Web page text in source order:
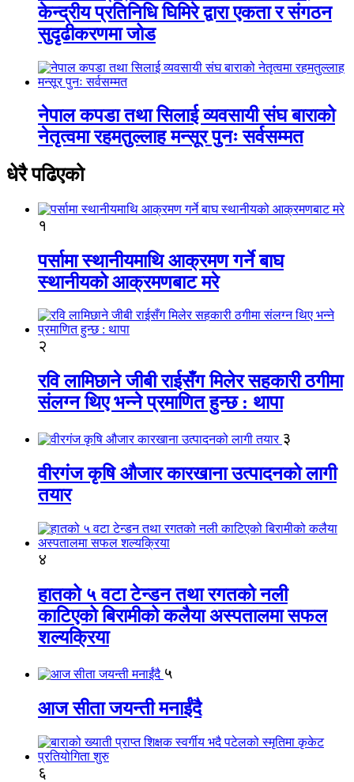
केन्द्रीय प्रतिनिधि घिमिरे द्वारा एकता र संगठन
सुदृढीकरणमा जोड
नेपाल कपडा तथा सिलाई व्यवसायी संघ बाराको
नेतृत्वमा रहमतुल्लाह मन्सूर पुनः सर्वसम्मत
धेरै पढिएको
१
पर्सामा स्थानीयमाथि आक्रमण गर्ने बाघ
स्थानीयको आक्रमणबाट मरे
२
रवि लामिछाने जीबी राईसँग मिलेर सहकारी ठगीमा
संलग्न थिए भन्ने प्रमाणित हुन्छ : थापा
३
वीरगंज कृषि औजार कारखाना उत्पादनको लागी
तयार
४
हातको ५ वटा टेन्डन तथा रगतको नली
काटिएको बिरामीको कलैया अस्पतालमा सफल
शल्यक्रिया
५
आज सीता जयन्ती मनाईंदै
६